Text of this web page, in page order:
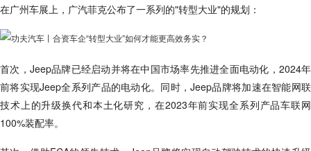
在广州车展上，广汽菲克公布了一系列的"转型大业"的规划：
首次，Jeep品牌已经启动并将在中国市场率先推进全面电动化，2024年
前将实现Jeep全系列产品的电动化。同时，Jeep品牌将加速在智能网联
技术上的升级换代和本土化研究，在2023年前实现全系列产品车联网
100%装配率。